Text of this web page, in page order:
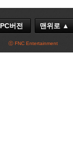
PC버전 맨위로 ▲
ⓒ FNC Entertainment